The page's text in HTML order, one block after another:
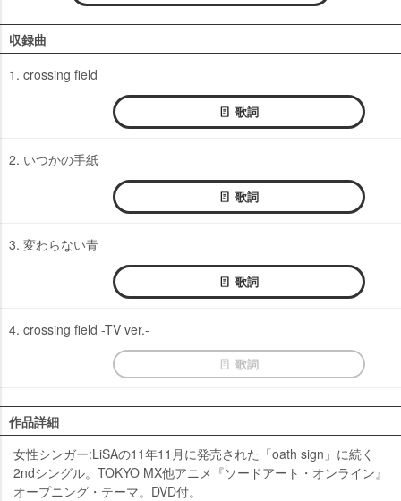
収録曲
1. crossing field
歌詞
2. いつかの手紙
歌詞
3. 変わらない青
歌詞
4. crossing field -TV ver.-
歌詞
作品詳細
女性シンガー:LiSAの11年11月に発売された「oath sign」に続く
2ndシングル。TOKYO MX他アニメ『ソードアート・オンライン』
オープニング・テーマ。DVD付。